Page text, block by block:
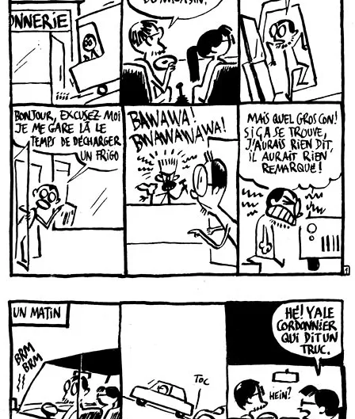
cordonnier page 1